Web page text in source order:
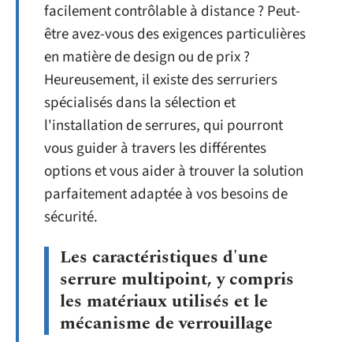
facilement contrôlable à distance ? Peut-
être avez-vous des exigences particulières
en matière de design ou de prix ?
Heureusement, il existe des serruriers
spécialisés dans la sélection et
l'installation de serrures, qui pourront
vous guider à travers les différentes
options et vous aider à trouver la solution
parfaitement adaptée à vos besoins de
sécurité.
Les caractéristiques d'une
serrure multipoint, y compris
les matériaux utilisés et le
mécanisme de verrouillage